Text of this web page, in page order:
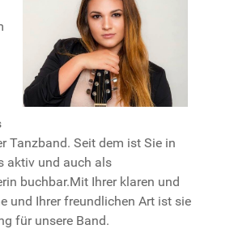
Tanzband. Seit dem ist Sie in
aktiv und auch als
buchbar.Mit Ihrer klaren und
und Ihrer freundlichen Art ist sie
für unsere Band.